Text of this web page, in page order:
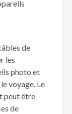
de
les
photo et
voyage. Le
peut être
de